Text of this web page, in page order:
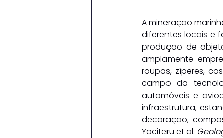
A mineração
diferentes locais e
produção de
amplamente
roupas, zíperes,
campo da
automóveis e
infraestrutura,
decoração,
Yociteru et al.